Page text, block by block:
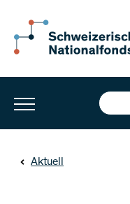
Aktuell